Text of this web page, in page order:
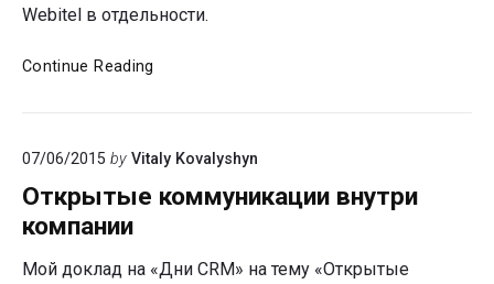
Webitel в отдельности.
Continue Reading
Avaya
Office
07/06/2015 by Vitaly Kovalyshyn
Открытые коммуникации внутри
компании
Мой доклад на «Дни CRM» на тему «Открытые